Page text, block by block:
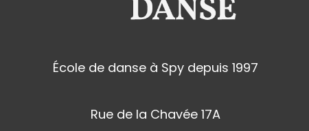
École de danse à Spy depuis 1997
Rue de la Chavée 17A